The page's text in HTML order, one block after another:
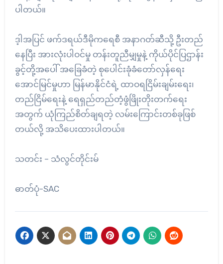
ပါတယ်။
ဒ့ါအပြင် ဖက်ဒရယ်ဒီမိုကရေစီ အနာဂတ်ဆီသို့ ဦးတည်
နေပြီး အားလုံးပါဝင်မှု တန်းတူညီမျှမှုနဲ့ ကိုယ်ပိုင်ပြဌာန်း
ခွင့်တို့အပေါ် အခြေခံတဲ့ စုပေါင်းခုံခံတော်လှန်ရေး
အောင်မြင်မှုဟာ မြန်မာနိုင်ငံရဲ့ ထာဝရငြိမ်းချမ်းရေး၊
တည်ငြိမ်ရေးနဲ့ ရေရှည်တည်တံ့ဖွံဖြိုးတိုးတက်ရေး
အတွက် ယုံကြည်စိတ်ချရတဲ့ လမ်းကြောင်းတစ်ခုဖြစ်
တယ်လို့ အသိပေးထားပါတယ်။
သတင်း – သံလွင်တိုင်းမ်
ဓာတ်ပုံ-SAC